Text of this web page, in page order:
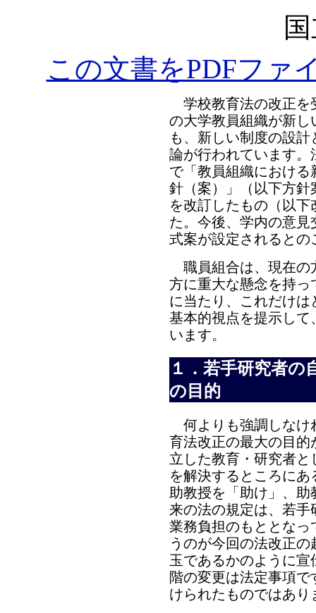
この文書をPDFファ
学校教育法の改正を
の大学教員組織が新
も、新しい制度の設
論が行われています。
で「教員組織におけ
針（案）」（以下方針
を改訂したもの（以
た。今後、学内の意
式案が設定されるとの
職員組合は、現在の
方に重大な懸念を持
に当たり、これだけ
基本的視点を提示し
います。
１．若手研究者の
の目的
何よりも強調しなけ
育法改正の最大の目
立した教育・研究者
を解決するところに
助教授を「助け」、
来の法の規定は、若
業務負担のもととな
うのが今回の法改正
玉であるかのように
階の変更は法定事項
けられたものではあり